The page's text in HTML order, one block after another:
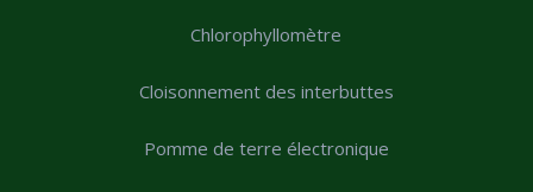
Chlorophyllomètre
Cloisonnement des interbuttes
Pomme de terre électronique